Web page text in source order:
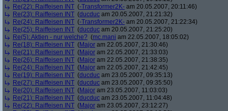
Re(22): Raiffeisen INT (-Transformer2K- am 20.05.2007, 20:11:46)
Re(23): Raiffeisen INT (ducduc am 20.05.2007, 21:21:32)
Re(24): Raiffeisen INT (-Transformer2K- am 20.05.2007, 21:22:34)
Re(25): Raiffeisen INT (ducduc am 20.05.2007, 21:25:20)
Re(5): Aktien - nur welche? (mc.mani am 22.05.2007, 18:05:02)
Re(18): Raiffeisen INT (Major am 22.05.2007, 21:30:46)
Re(21): Raiffeisen INT (Major am 22.05.2007, 21:33:03)
Re(26): Raiffeisen INT (Major am 22.05.2007, 21:38:35)
Re(24): Raiffeisen INT (Major am 22.05.2007, 21:42:45)
Re(19): Raiffeisen INT (ducduc am 23.05.2007, 09:35:13)
Re(27): Raiffeisen INT (ducduc am 23.05.2007, 09:35:50)
Re(20): Raiffeisen INT (Major am 23.05.2007, 11:03:03)
Re(21): Raiffeisen INT (ducduc am 23.05.2007, 11:04:48)
Re(22): Raiffeisen INT (Major am 23.05.2007, 23:12:27)